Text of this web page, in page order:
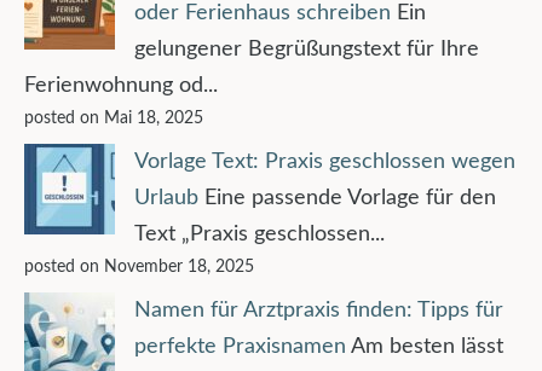
oder Ferienhaus schreiben Ein
gelungener Begrüßungstext für Ihre
Ferienwohnung od...
posted on Mai 18, 2025
Vorlage Text: Praxis geschlossen wegen
Urlaub Eine passende Vorlage für den
Text „Praxis geschlossen...
posted on November 18, 2025
Namen für Arztpraxis finden: Tipps für
perfekte Praxisnamen Am besten lässt